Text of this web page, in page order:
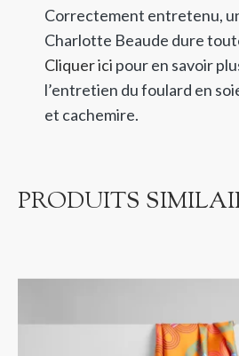
Correctement entretenu,
Charlotte Beaude dure
Cliquer ici pour en savoir
l’entretien du foulard en
et cachemire.
PRODUITS